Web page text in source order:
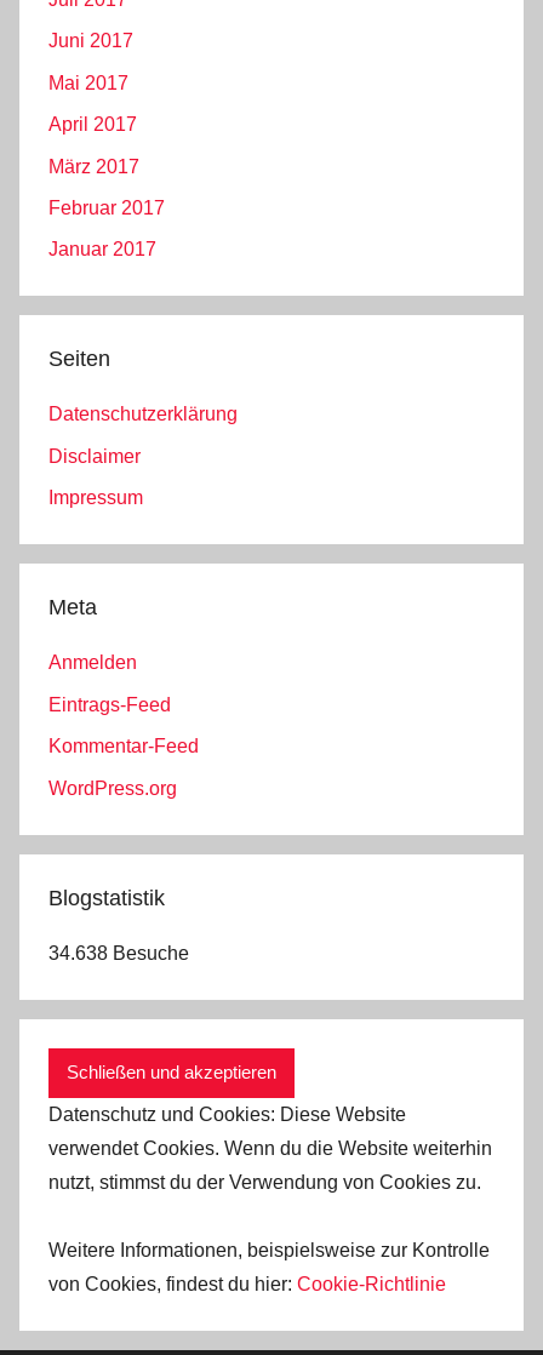
Juni 2017
Mai 2017
April 2017
März 2017
Februar 2017
Januar 2017
Seiten
Datenschutzerklärung
Disclaimer
Impressum
Meta
Anmelden
Eintrags-Feed
Kommentar-Feed
WordPress.org
Blogstatistik
34.638 Besuche
Datenschutz und Cookies: Diese Website
verwendet Cookies. Wenn du die Website weiterhin
nutzt, stimmst du der Verwendung von Cookies zu.
Weitere Informationen, beispielsweise zur Kontrolle
von Cookies, findest du hier: Cookie-Richtlinie